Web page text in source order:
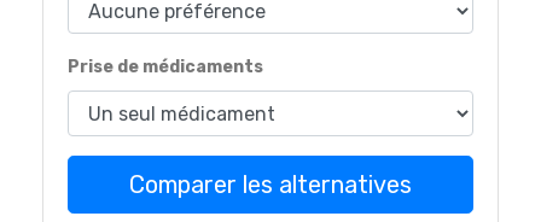
Prise de médicaments
Comparer les alternatives